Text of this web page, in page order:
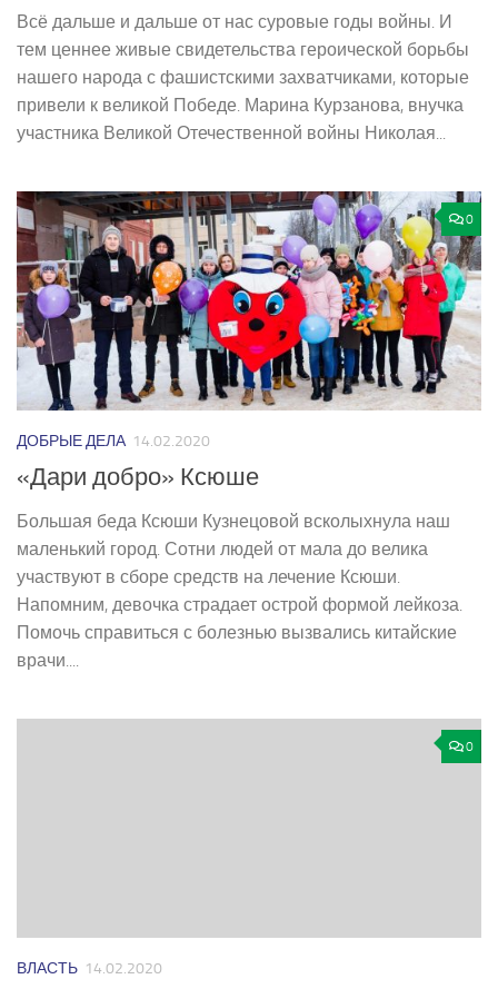
Всё дальше и дальше от нас суровые годы войны. И
тем ценнее живые свидетельства героической борьбы
нашего народа с фашистскими захватчиками, которые
привели к великой Победе. Марина Курзанова, внучка
участника Великой Отечественной войны Николая...
0
ДОБРЫЕ ДЕЛА 14.02.2020
«Дари добро» Ксюше
Большая беда Ксюши Кузнецовой всколыхнула наш
маленький город. Сотни людей от мала до велика
участвуют в сборе средств на лечение Ксюши.
Напомним, девочка страдает острой формой лейкоза.
Помочь справиться с болезнью вызвались китайские
врачи....
0
ВЛАСТЬ 14.02.2020